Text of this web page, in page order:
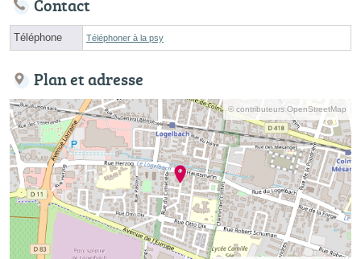
Contact
Téléphone Téléphoner à la psy
Plan et adresse
© contributeurs OpenStreetMap